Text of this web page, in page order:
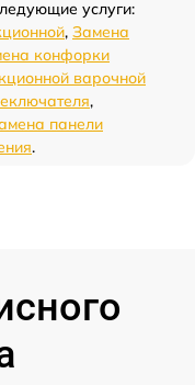
услуги:
, Замена
конфорки
варочной
,
панели
.